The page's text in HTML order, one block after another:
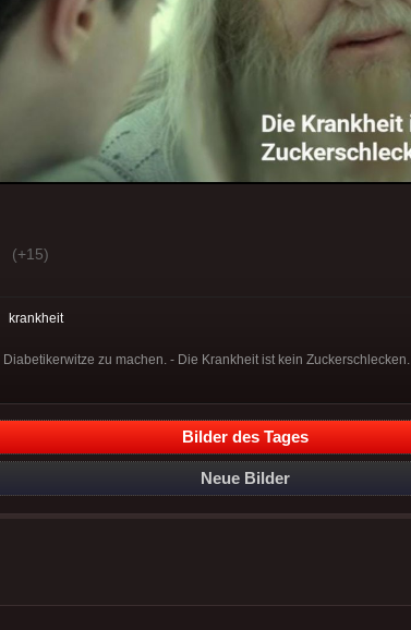
(+15)
krankheit
zu machen. - Die Krankheit ist kein Zuckerschlecken.
Bilder des Tages
Neue Bilder